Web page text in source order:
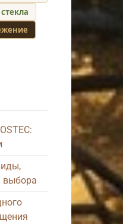
выбора